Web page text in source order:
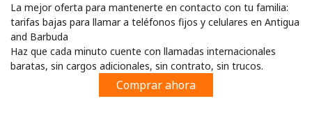
o
La mejor oferta para mantenerte en contacto con tu familia:
tarifas bajas para llamar a teléfonos fijos y celulares en Antigua
and Barbuda
Haz que cada minuto cuente con llamadas internacionales
baratas, sin cargos adicionales, sin contrato, sin trucos.
Comprar ahora